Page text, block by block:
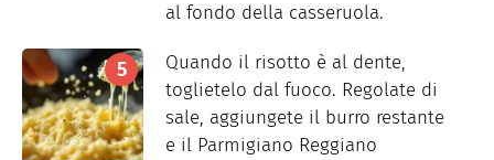
al fondo della casseruola.
Quando il risotto è al dente,
toglietelo dal fuoco. Regolate di
sale, aggiungete il burro restante
e il Parmigiano Reggiano